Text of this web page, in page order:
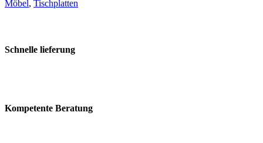
120x70
Möbel, Tischplatten
Schnelle lieferung
Kompetente Beratung